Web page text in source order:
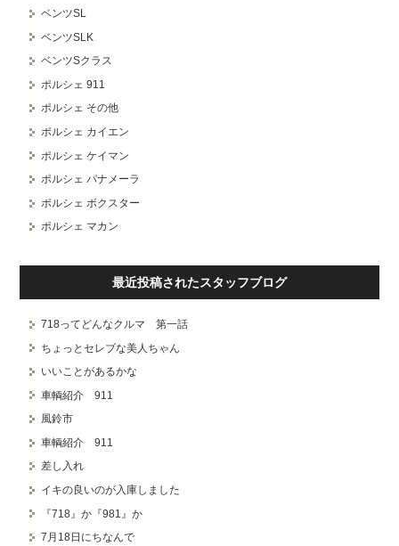
ベンツSL
ベンツSLK
ベンツSクラス
ポルシェ 911
ポルシェ その他
ポルシェ カイエン
ポルシェ ケイマン
ポルシェ パナメーラ
ポルシェ ボクスター
ポルシェ マカン
最近投稿されたスタッフブログ
718ってどんなクルマ 第一話
ちょっとセレブな美人ちゃん
いいことがあるかな
車輌紹介 911
風鈴市
車輌紹介 911
差し入れ
イキの良いのが入庫しました
『718』か『981』か
7月18日にちなんで